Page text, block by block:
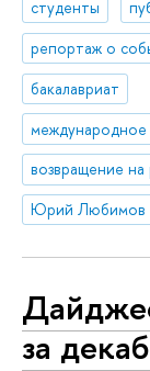
студенты
репортаж о
бакалавриат
международное
возвращение
Юрий Любимов
за